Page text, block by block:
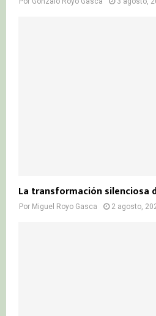
La transformación silenciosa
Por Miguel Royo Gasca 2 agosto,